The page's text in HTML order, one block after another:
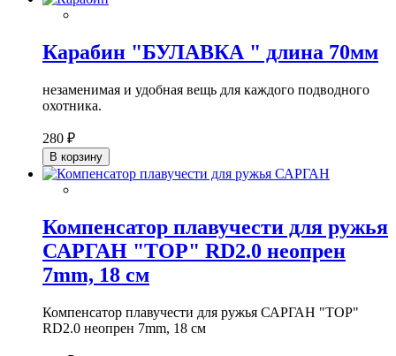
Карабин "БУЛАВКА " длина 70мм
незаменимая и удобная вещь для каждого подводного
охотника.
280 ₽
В корзину
Компенсатор плавучести для ружья
САРГАН "ТОР" RD2.0 неопрен
7mm, 18 см
Компенсатор плавучести для ружья САРГАН "ТОР"
RD2.0 неопрен 7mm, 18 см